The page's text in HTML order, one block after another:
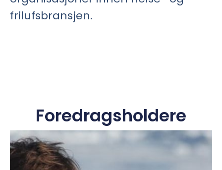
frilufsbransjen.
Foredragsholdere